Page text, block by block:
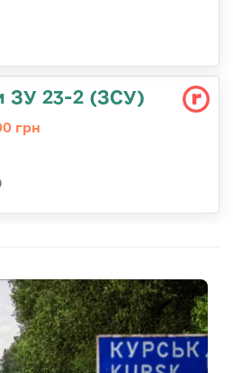
ЗУ 23-2 (ЗСУ)
грн